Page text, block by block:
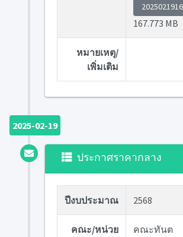
167.773 MB
หมายเหตุ/
เพิ่มเติม
2025-02-19
ประกาศราคากลาง
ปีงบประมาณ 2568
คณะ/หน่วย
คณะทันต